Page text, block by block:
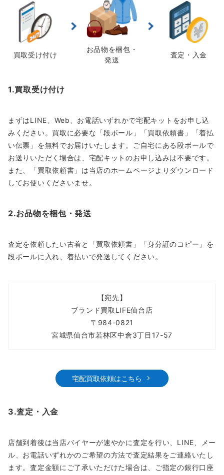
買取受け付け
お品物を梱包・
発送
査定・入金
1.買取受け付け
まずはLINE、Web、お電話いずれかで宅配キットをお申し込
みください。買取に必要な「段ボール」「買取依頼書」「着払
い伝票」を無料でお届けいたします。ご自宅にある段ボールで
お送りいただく場合は、宅配キットのお申し込みは不要です。
また、「買取依頼書」は当店のホームページよりダウンロード
してお使いくださいませ。
2.お品物を梱包・発送
査定を依頼したい古着と「買取依頼書」「身分証のコピー」を
段ボールに入れ、着払いで発送してください。
【宛先】
ブランド買取LIFE仙台店
〒984-0821
宮城県仙台市若林区中倉3丁目17-57
宅配買取依頼はこちら
3.査定・入金
店舗到着後は当店バイヤーが速やかに査定を行い、LINE、メー
ル、お電話いずれかのご希望の方法で査定結果をご連絡いたし
ます。査定金額にご了承いただけた場合は、ご指定の銀行口座